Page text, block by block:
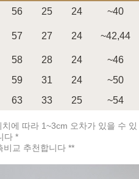
PAYCO 바로구매
56 25 24
~40
57 27 24 ~42,44
58 28 24
~46
59 31 24
~50
63 33 25 ~54
에 따라 1~3cm 오차가 있을 수 있
다 *
비교 추천합니다 **